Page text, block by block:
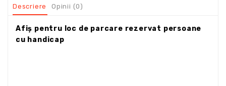
Descriere Opinii (0)
Afiș pentru loc de parcare rezervat persoane
cu handicap